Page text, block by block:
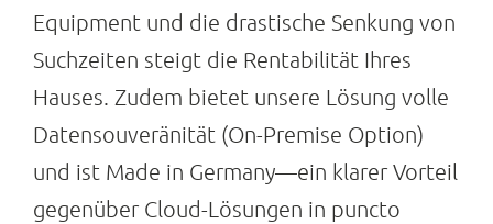
Equipment und die drastische Senkung von
Suchzeiten steigt die Rentabilität Ihres
Hauses. Zudem bietet unsere Lösung volle
Datensouveränität (On-Premise Option)
und ist Made in Germany—ein klarer Vorteil
gegenüber Cloud-Lösungen in puncto